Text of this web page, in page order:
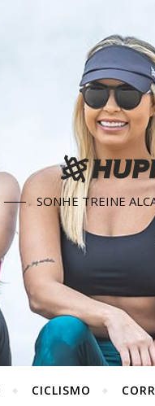
SONHE TREINE
CICLISMO